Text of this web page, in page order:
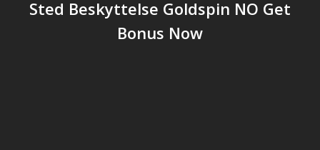
Sted Beskyttelse Goldspin NO Get
Bonus Now